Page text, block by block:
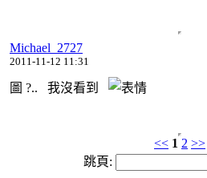
Michael_2727
2011-11-12 11:31
圖 ?.. 我沒看到
<< 1 2 >>
跳頁: